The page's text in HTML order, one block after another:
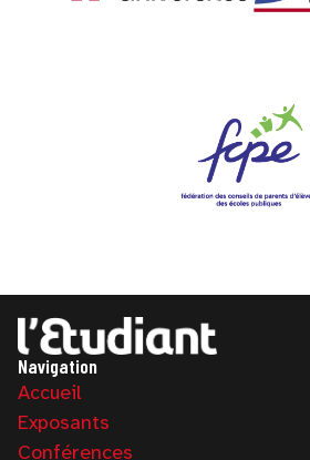
Navigation
Accueil
Exposants
Conférences